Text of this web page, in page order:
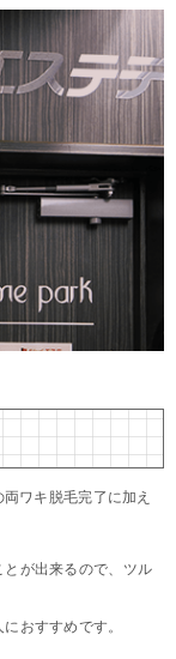
ワキ脱毛完了に加え
が出来るので、ツル
おすすめです。